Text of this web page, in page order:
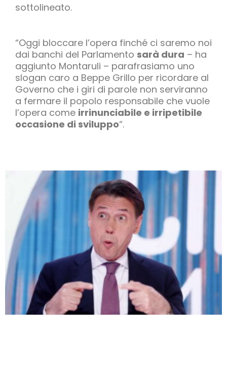
sottolineato.
“Oggi bloccare l’opera finché ci saremo noi
dai banchi del Parlamento sarà dura – ha
aggiunto Montaruli – parafrasiamo uno
slogan caro a Beppe Grillo per ricordare al
Governo che i giri di parole non serviranno
a fermare il popolo responsabile che vuole
l’opera come irrinunciabile e irripetibile
occasione di sviluppo“.